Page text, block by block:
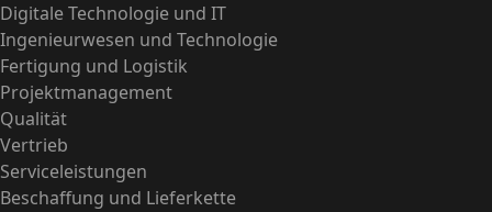
Digitale Technologie und IT
Ingenieurwesen und Technologie
Fertigung und Logistik
Projektmanagement
Qualität
Vertrieb
Serviceleistungen
Beschaffung und Lieferkette